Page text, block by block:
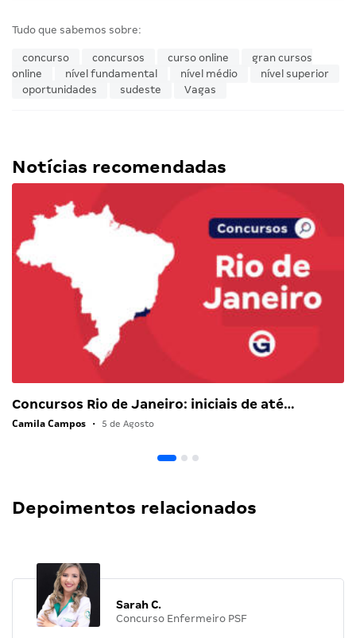
Tudo que sabemos sobre:
concurso concursos curso online
gran cursos
online
nível fundamental nível médio
nível superior
oportunidades
sudeste Vagas
Notícias recomendadas
Concursos Rio de Janeiro: iniciais de até…
Camila Campos • 5 de Agosto
Depoimentos relacionados
Sarah C.
Concurso Enfermeiro PSF